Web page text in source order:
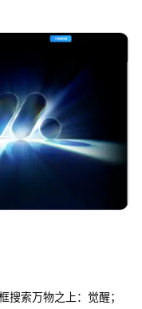
索万物之上：觉醒；